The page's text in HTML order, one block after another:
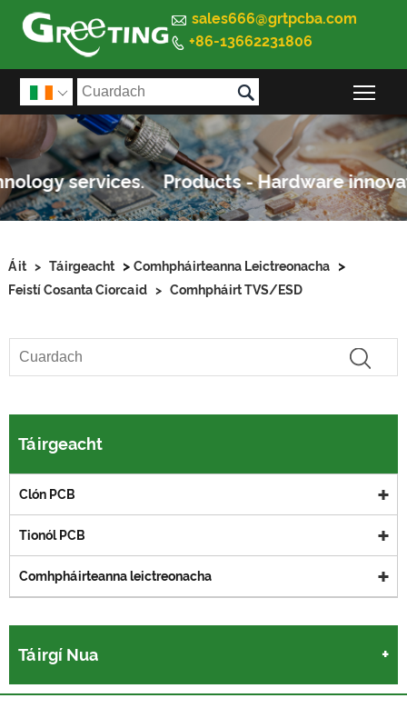
 sales666@grtpcba.com
 +86-13662231806
 
Áit > Táirgeacht > Comhpháirteanna Leictreonacha >
Feistí Cosanta Ciorcaid > Comhpháirt TVS/ESD
Táirgeacht
Clón PCB
Tionól PCB
Comhpháirteanna leictreonacha
Táirgí Nua